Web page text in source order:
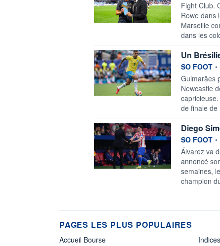
Fight Club.
Rowe dans
Marseille
dans les
Un
information
SO FOOT •
Guimarães
Newcastle
de finale de
Diego
information
SO FOOT •
Álvarez va
annoncé
semaines,
champion
PAGES LES PLUS POPULAIRES
Accueil Bourse